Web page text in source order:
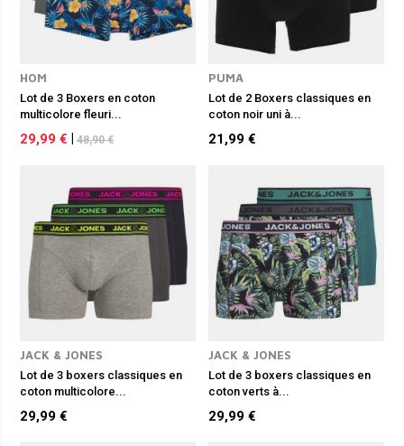
HOM
Lot de 3 Boxers en coton
multicolore fleuri...
29,99 € 48,90 €
PUMA
Lot de 2 Boxers classiques en
coton noir uni à...
21,99 €
JACK & JONES
Lot de 3 boxers classiques en
coton multicolore...
29,99 €
JACK & JONES
Lot de 3 boxers classiques en
coton verts à...
29,99 €